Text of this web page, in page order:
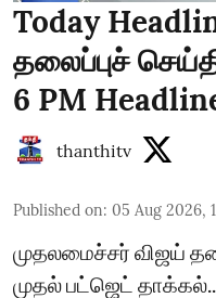
Today
தலைப்புச்
6 PM
thanthitv
Published on: 05 Aug 2026,
முதலமைச்சர் விஜய்
முதல் பட்ஜெட் தாக்கல்...